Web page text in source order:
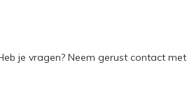
je vragen? Neem gerust contact met